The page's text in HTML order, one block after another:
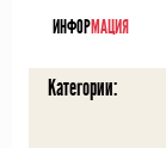
ИНФОРМАЦИЯ
Категории: